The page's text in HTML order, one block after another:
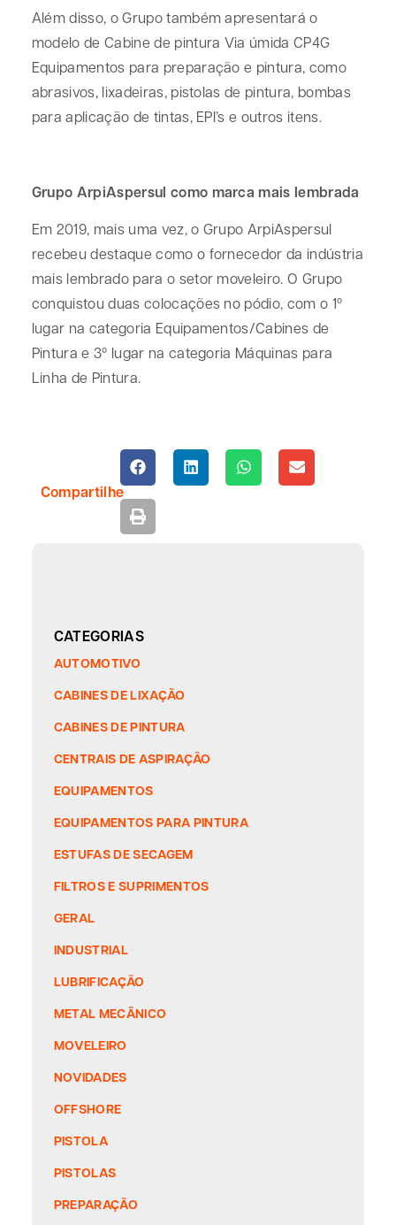
Além disso, o Grupo também apresentará o
modelo de Cabine de pintura Via úmida CP4G
Equipamentos para preparação e pintura, como
abrasivos, lixadeiras, pistolas de pintura, bombas
para aplicação de tintas, EPI’s e outros itens.
Grupo ArpiAspersul como marca mais lembrada
Em 2019, mais uma vez, o Grupo ArpiAspersul
recebeu destaque como o fornecedor da indústria
mais lembrado para o setor moveleiro. O Grupo
conquistou duas colocações no pódio, com o 1º
lugar na categoria Equipamentos/Cabines de
Pintura e 3º lugar na categoria Máquinas para
Linha de Pintura.
Compartilhe
CATEGORIAS
AUTOMOTIVO
CABINES DE LIXAÇÃO
CABINES DE PINTURA
CENTRAIS DE ASPIRAÇÃO
EQUIPAMENTOS
EQUIPAMENTOS PARA PINTURA
ESTUFAS DE SECAGEM
FILTROS E SUPRIMENTOS
GERAL
INDUSTRIAL
LUBRIFICAÇÃO
METAL MECÂNICO
MOVELEIRO
NOVIDADES
OFFSHORE
PISTOLA
PISTOLAS
PREPARAÇÃO